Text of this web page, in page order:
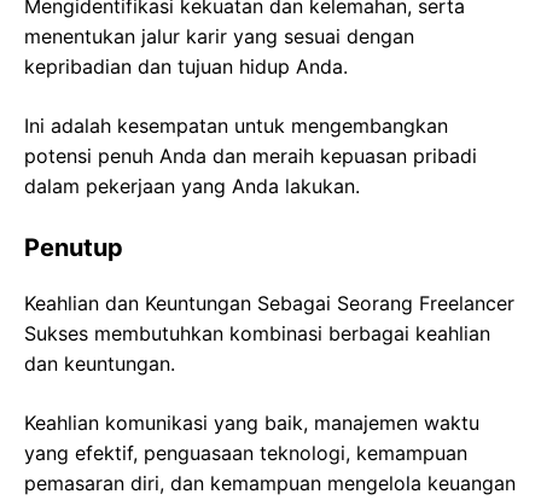
Mengidentifikasi kekuatan dan kelemahan, serta
menentukan jalur karir yang sesuai dengan
kepribadian dan tujuan hidup Anda.
Ini adalah kesempatan untuk mengembangkan
potensi penuh Anda dan meraih kepuasan pribadi
dalam pekerjaan yang Anda lakukan.
Penutup
Keahlian dan Keuntungan Sebagai Seorang Freelancer
Sukses membutuhkan kombinasi berbagai keahlian
dan keuntungan.
Keahlian komunikasi yang baik, manajemen waktu
yang efektif, penguasaan teknologi, kemampuan
pemasaran diri, dan kemampuan mengelola keuangan